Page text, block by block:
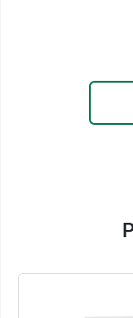
en acides
stimule
miel de
agressions
molécules